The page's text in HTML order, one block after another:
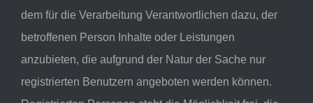
dem für die Verarbeitung Verantwortlichen dazu, der
betroffenen Person Inhalte oder Leistungen
anzubieten, die aufgrund der Natur der Sache nur
registrierten Benutzern angeboten werden können.